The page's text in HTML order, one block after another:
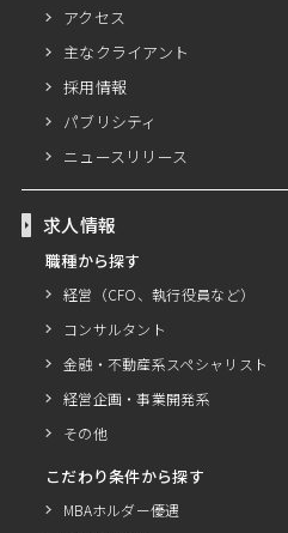
アクセス
主なクライアント
採用情報
パブリシティ
ニュースリリース
求人情報
職種から探す
経営（CFO、執行役員など）
コンサルタント
金融・不動産系スペシャリスト
経営企画・事業開発系
その他
こだわり条件から探す
MBAホルダー優遇